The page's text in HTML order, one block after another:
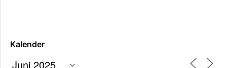
Kalender